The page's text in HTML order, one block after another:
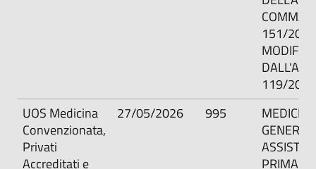
COMMA
151/2001
119/
UOS Medicina
Convenzionata,
Privati
Accreditati e
27/05/2026 995
MEDICINA